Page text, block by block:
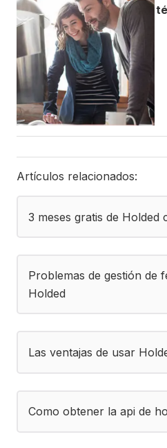
Artículos relacionados:
3 meses gratis de Holded
Problemas de gestión de
Holded
Las ventajas de usar
Como obtener la api de